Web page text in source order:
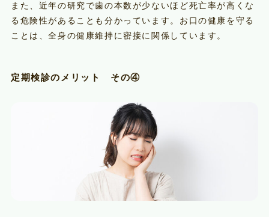
また、近年の研究で歯の本数が少ないほど死亡率が高くな
る危険性があることも分かっています。お口の健康を守る
ことは、全身の健康維持に密接に関係しています。
定期検診のメリット その④